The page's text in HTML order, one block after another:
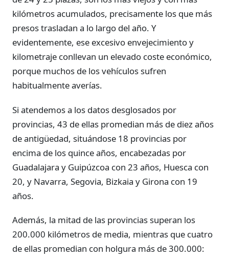
kilómetros acumulados, precisamente los que más
presos trasladan a lo largo del año. Y
evidentemente, ese excesivo envejecimiento y
kilometraje conllevan un elevado coste económico,
porque muchos de los vehículos sufren
habitualmente averías.
Si atendemos a los datos desglosados por
provincias, 43 de ellas promedian más de diez años
de antigüedad, situándose 18 provincias por
encima de los quince años, encabezadas por
Guadalajara y Guipúzcoa con 23 años, Huesca con
20, y Navarra, Segovia, Bizkaia y Girona con 19
años.
Además, la mitad de las provincias superan los
200.000 kilómetros de media, mientras que cuatro
de ellas promedian con holgura más de 300.000: